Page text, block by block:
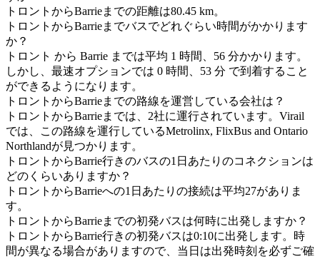
トロントからBarrieまでの距離は80.45 km。
トロントからBarrieまでバスでどれぐらい時間がかかります
か？
トロント から Barrie までは平均 1 時間、56 分かかります。
しかし、最速オプションでは 0 時間、53 分 で到着すること
ができるようになります。
トロントからBarrieまでの路線を運営している会社は？
トロントからBarrieまでは、2社に運行されています。Virail
では、この路線を運行しているMetrolinx, FlixBus and Ontario
Northlandが見つかります。
トロントからBarrie行きのバスの1日あたりのコネクションは
どのくらいありますか？
トロントからBarrieへの1日あたりの接続は平均27がありま
す。
トロントからBarrieまでの初発バスは何時に出発しますか？
トロントからBarrie行きの初発バスは0:10に出発します。時
間が異なる場合がありますので、当日は出発時刻を必ずご確